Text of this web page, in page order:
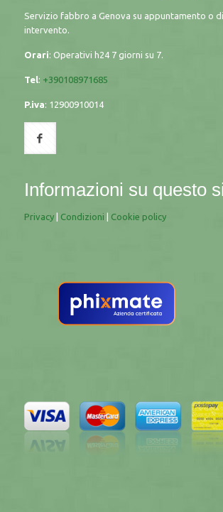
Servizio fabbro a Genova su appuntamento o
intervento.
Orari: Operativi h24 7 giorni su 7.
Tel: +390108971685
P.iva: 12900910014
Informazioni su questo
Privacy| Condizioni Cookie policy